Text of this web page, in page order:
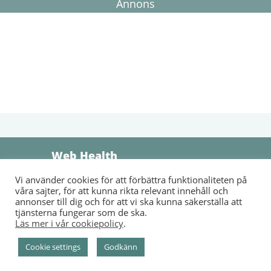
Annons
Web Health
Sammanställer information, nyheter och våra läsares egna
berättelser om sjukdomar, medicin och hälsa. Vi arbetar för
ett hälsosammare och friskare liv!
Kontakt Om Oss Om Cookies
© B12 Brist 2012 - 2026, Alla rättigheter reserverade
Vi använder cookies för att förbättra funktionaliteten på
våra sajter, för att kunna rikta relevant innehåll och
annonser till dig och för att vi ska kunna säkerställa att
tjänsterna fungerar som de ska.
Läs mer i vår cookiepolicy.
Cookie settings Godkänn